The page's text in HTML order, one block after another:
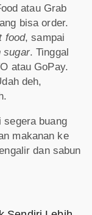
atau Grab
bisa order.
food, sampai
sugar. Tinggal
atau GoPay.
deh,
segera buang
makanan ke
dan sabun